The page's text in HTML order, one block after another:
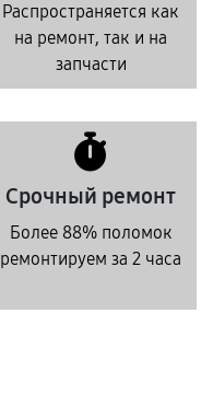
Распространяется как
на ремонт, так и на
запчасти
Срочный ремонт
Более 88% поломок
ремонтируем за 2 часа